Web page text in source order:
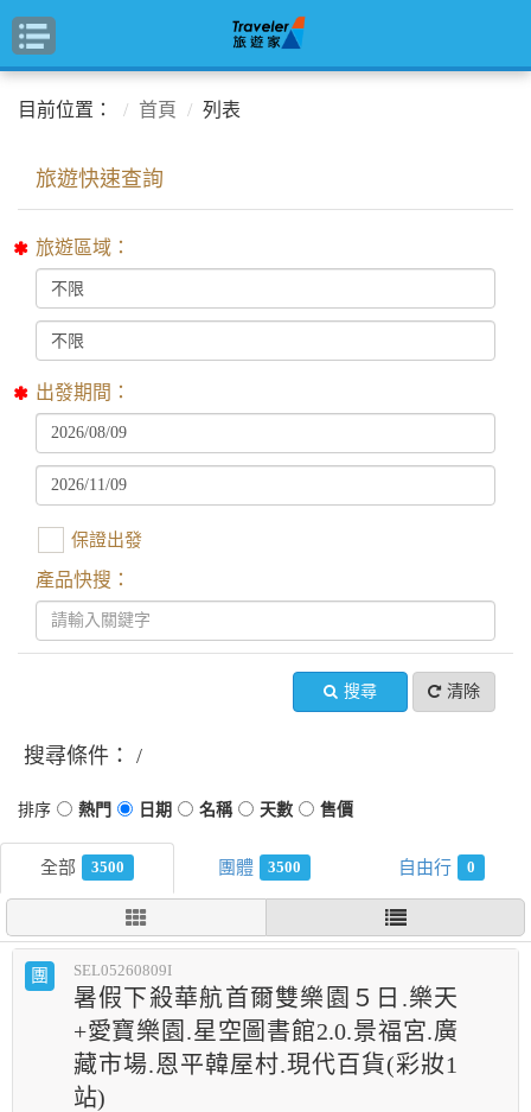
目前位置： 首頁 列表
旅遊區域：
出發期間：
保證出發
產品快搜：
搜尋 清除
搜尋條件：
3500 3500 0
團 SEL05260809I
暑假下殺華航首爾雙樂園５日.樂天
+愛寶樂園.星空圖書館2.0.景福宮.廣
藏市場.恩平韓屋村.現代百貨(彩妝1
站)